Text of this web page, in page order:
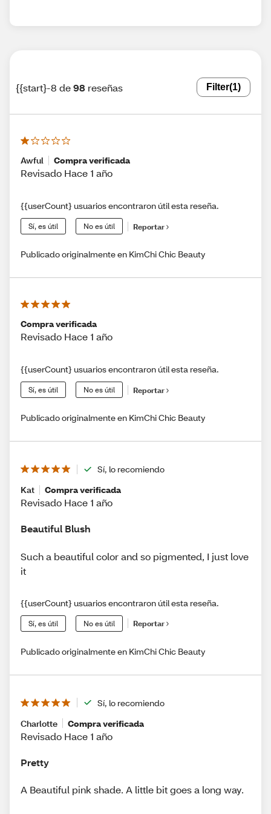
{{start}-8 de98 reseñas Filter(1)
Awful Compra verificada
Revisado Hace 1 año
{{userCount} usuarios encontraron útil esta reseña.
Sí, es útil No es útil Reportar
Publicado originalmente en KimChi Chic Beauty
Compra verificada
Revisado Hace 1 año
{{userCount} usuarios encontraron útil esta reseña.
Sí, es útil No es útil Reportar
Publicado originalmente en KimChi Chic Beauty
Sí, lo recomiendo
Kat
Compra verificada
Revisado Hace 1 año
Beautiful Blush
Such a beautiful color and so pigmented, I just love
it
{{userCount} usuarios encontraron útil esta reseña.
Sí, es útil No es útil Reportar
Publicado originalmente en KimChi Chic Beauty
Sí, lo recomiendo
Charlotte
Compra verificada
Revisado Hace 1 año
Pretty
A Beautiful pink shade. A little bit goes a long way.